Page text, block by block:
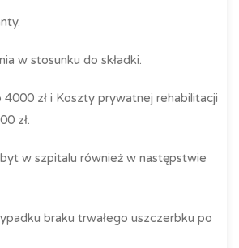
w stosunku do składki.
zł i Koszty prywatnej rehabilitacji
zł.
w szpitalu również w następstwie
braku trwałego uszczerbku po